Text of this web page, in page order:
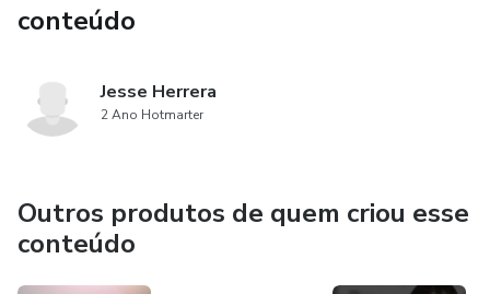
conteúdo
Jesse Herrera
2 Ano Hotmarter
Outros produtos de quem criou esse
conteúdo